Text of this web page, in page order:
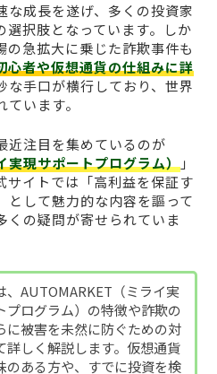
な成長を遂げ、多くの投資家
選択肢となっています。しか
の急拡大に乗じた詐欺事件も
心者や仮想通貨の仕組みに詳
な手口が横行しており、世界
います。
近注目を集めているのが
実現サポートプログラム）」
サイトでは「高利益を保証す
として魅力的な内容を謳って
くの疑問が寄せられていま
、AUTOMARKET（ミライ実
プログラム）の特徴や詐欺の
に被害を未然に防ぐための対
詳しく解説します。仮想通貨
のある方や、すでに投資を検